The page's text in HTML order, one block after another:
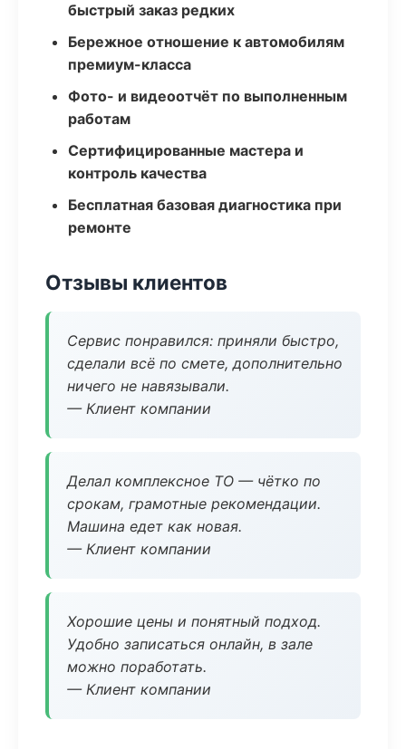
быстрый заказ редких
Бережное отношение к автомобилям
премиум-класса
Фото- и видеоотчёт по выполненным
работам
Сертифицированные мастера и
контроль качества
Бесплатная базовая диагностика при
ремонте
Отзывы клиентов
Сервис понравился: приняли быстро,
сделали всё по смете, дополнительно
ничего не навязывали.
— Клиент компании
Делал комплексное ТО — чётко по
срокам, грамотные рекомендации.
Машина едет как новая.
— Клиент компании
Хорошие цены и понятный подход.
Удобно записаться онлайн, в зале
можно поработать.
— Клиент компании